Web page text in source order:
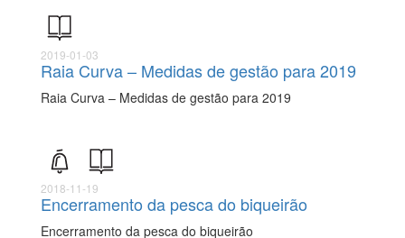
2019-01-03
Raia Curva – Medidas de gestão para 2019
Raia Curva – Medidas de gestão para 2019
2018-11-19
Encerramento da pesca do biqueirão
Encerramento da pesca do biqueirão